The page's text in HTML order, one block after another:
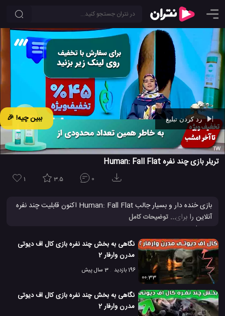
ببین چیه! 🎉 رد کردن تبلیغ
00:41
تریلر بازی چند نفره Human: Fall Flat
1 3.5 0
بازی خنده دار و بسیار جالب Human: Fall Flat اکنون قابلیت چند نفره
آنلاین را برای حداکثر 8 بازیکن پشتیبانی می کند. گرفتن برخی از
دوستان و پیوستن به ضرب وشتم در امروز! این بازی اکنون در فروشگاه
اینترنتی نینتندو موجود است.
# بازی آنلاین # بازی چند نفره Human: Fall Flat
# بازی نینتندو سوئیچ
5.9 هزار بازدید
8 سال پیش بازی تکنولوژی ویدئو ویدئو های بازی
... توضیحات کامل
نگاهی به بخش چند نفره بازی کال اف دیوتی
مدرن وارفار 2
196 بازدید
3 سال پیش
00:33
نگاهی به بخش چند نفره بازی کال اف دیوتی
مدرن وارفار 2